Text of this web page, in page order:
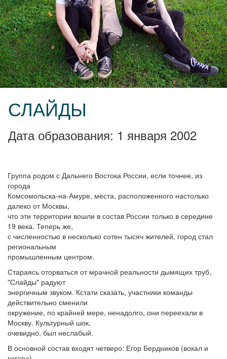
СЛАЙДЫ
Дата образования: 1 января 2002
Группа родом с Дальнего Востока России, если точнее, из
города
Комсомольска-на-Амуре, места, расположенного настолько
далеко от Москвы,
что эти территории вошли в состав России только в середине
19 века. Теперь же,
с численностью в несколько сотен тысяч жителей, город стал
региональным
промышленным центром.
Стараясь оторваться от мрачной реальности дымящих труб,
"Слайды" радуют
энергичным звуком. Кстати сказать, участники команды
действительно сменили
окружение, по крайней мере, ненадолго, они переехали в
Москву. Культурный шок,
очевидно, был неслабый.
В основной состав входят четверо: Егор Бердников (вокал и